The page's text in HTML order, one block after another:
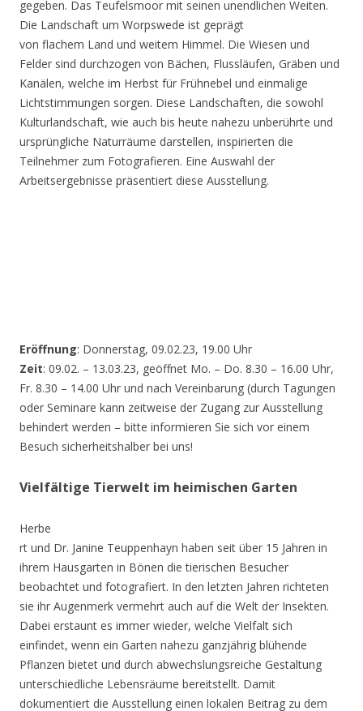
gegeben. Das Teufelsmoor mit seinen unendlichen Weiten.
Die Landschaft um Worpswede ist geprägt
von flachem Land und weitem Himmel. Die Wiesen und
Felder sind durchzogen von Bächen, Flussläufen, Gräben und
Kanälen, welche im Herbst für Frühnebel und einmalige
Lichtstimmungen sorgen. Diese Landschaften, die sowohl
Kulturlandschaft, wie auch bis heute nahezu unberührte und
ursprüngliche Naturräume darstellen, inspirierten die
Teilnehmer zum Fotografieren. Eine Auswahl der
Arbeitsergebnisse präsentiert diese Ausstellung.
Eröffnung: Donnerstag, 09.02.23, 19.00 Uhr
Zeit: 09.02. – 13.03.23, geöffnet Mo. – Do. 8.30 – 16.00 Uhr,
Fr. 8.30 – 14.00 Uhr und nach Vereinbarung (durch Tagungen
oder Seminare kann zeitweise der Zugang zur Ausstellung
behindert werden – bitte informieren Sie sich vor einem
Besuch sicherheitshalber bei uns!
Vielfältige Tierwelt im heimischen Garten
Herbe
rt und Dr. Janine Teuppenhayn haben seit über 15 Jahren in
ihrem Hausgarten in Bönen die tierischen Besucher
beobachtet und fotografiert. In den letzten Jahren richteten
sie ihr Augenmerk vermehrt auch auf die Welt der Insekten.
Dabei erstaunt es immer wieder, welche Vielfalt sich
einfindet, wenn ein Garten nahezu ganzjährig blühende
Pflanzen bietet und durch abwechslungsreiche Gestaltung
unterschiedliche Lebensräume bereitstellt. Damit
dokumentiert die Ausstellung einen lokalen Beitrag zu dem